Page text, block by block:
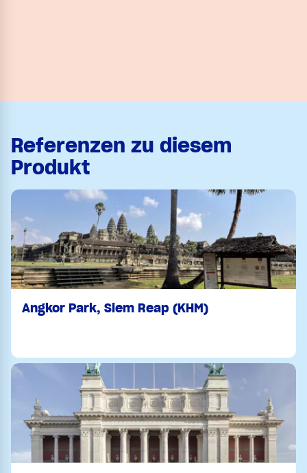
Referenzen zu diesem
Produkt
Angkor Park, Siem Reap (KHM)